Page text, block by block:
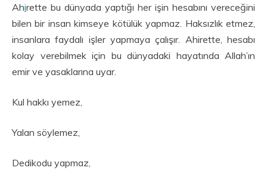
Ahirette bu dünyada yaptığı her işin hesabını vereceğini
bilen bir insan kimseye kötülük yapmaz. Haksızlık etmez,
insanlara faydalı işler yapmaya çalışır. Ahirette, hesabı
kolay verebilmek için bu dünyadaki hayatında Allah’ın
emir ve yasaklarına uyar.
Kul hakkı yemez,
Yalan söylemez,
Dedikodu yapmaz,